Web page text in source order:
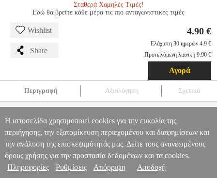
Σταθερά Χαμηλές Τιμές!
Εδώ θα βρείτε κάθε μέρα τις πιο ανταγωνιστικές τιμές
Wishlist
Share
4.90 €
Ελάχιστη 30 ημερών 4.9 €
Προτεινόμενη λιανική 9.90 €
Αγορά
Περιγραφή Αξιολόγηση Σχετικά
ΑΚΙΔΑΣ PER.229630 PER.229630 GREENBLUE GREENBLUE
ΕΙΔΙΚΕΣ ΜΙΚΡΟΣΥΣΚΕΥΕΣ
GREENBLUE ΨΗΦΙΑΚΟ
ΘΕΡΜΟΜΕΤΡΟ ΜΑΓΕΙΡΙΚΗΣ ΑΚΙΔΑΣ
4.90
Πληροφορίες & Υπηρεσίες >
Η ιστοσελίδα χρησιμοποιεί cookies για την ευκολία της
περιήγησης, την εξατομίκευση περιεχομένου και διαφημίσεων και
την ανάλυση της επισκεψιμότητάς μας. Δείτε τους ανανεωμένους
όρους χρήσης για την προστασία δεδομένων και τα cookies.
Πληροφορίες
Ρυθμίσεις Απόρριψη Αποδοχή